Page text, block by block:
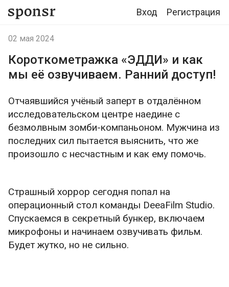
Вход Регистрация
02 мая 2024
Короткометражка «ЭДДИ» и как
мы её озвучиваем. Ранний доступ!
Отчаявшийся учёный заперт в отдалённом
исследовательском центре наедине с
безмолвным зомби-компаньоном. Мужчина из
последних сил пытается выяснить, что же
произошло с несчастным и как ему помочь.
Страшный хоррор сегодня попал на
операционный стол команды DeeaFilm Studio.
Спускаемся в секретный бункер, включаем
микрофоны и начинаем озвучивать фильм.
Будет жутко, но не сильно.